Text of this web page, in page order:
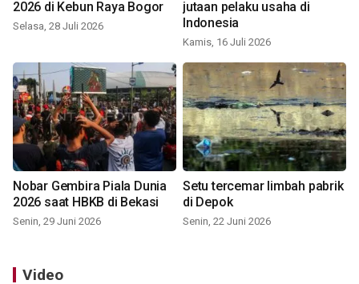
2026 di Kebun Raya Bogor
Selasa, 28 Juli 2026
jutaan pelaku usaha di
Indonesia
Kamis, 16 Juli 2026
Nobar Gembira Piala Dunia
2026 saat HBKB di Bekasi
Senin, 29 Juni 2026
Setu tercemar limbah pabrik
di Depok
Senin, 22 Juni 2026
Video